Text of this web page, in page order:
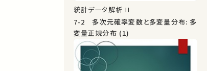
統計データ解析 II
7-2 多次元確率変数と多変量分布: 多
変量正規分布 (1)